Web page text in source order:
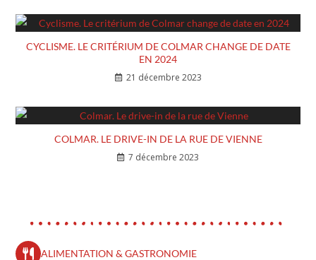
CYCLISME. LE CRITÉRIUM DE COLMAR CHANGE DE DATE
EN 2024
21 décembre 2023
COLMAR. LE DRIVE-IN DE LA RUE DE VIENNE
7 décembre 2023
ALIMENTATION & GASTRONOMIE